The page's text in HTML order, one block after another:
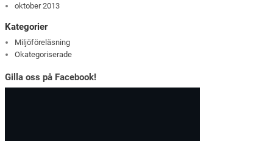
oktober 2013
Kategorier
Miljöföreläsning
Okategoriserade
Gilla oss på Facebook!